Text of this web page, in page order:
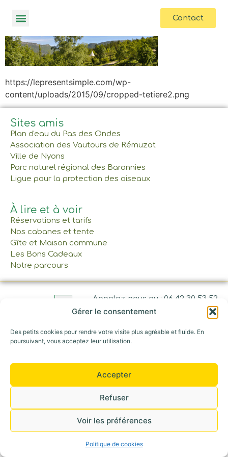
Gérer le consentement
Des petits cookies pour rendre votre visite plus agréable et fluide. En
poursuivant, vous acceptez leur utilisation.
Accepter
Refuser
Voir les préférences
Politique de cookies
principal
Contact
https://lepresentsimple.com/wp-
content/uploads/2015/09/cropped-tetiere2.png
Sites amis
Plan d'eau du Pas des Ondes
Association des Vautours de Rémuzat
Ville de Nyons
Parc naturel régional des Baronnies
Ligue pour la protection des oiseaux
À lire et à voir
Réservations et tarifs
Nos cabanes et tente
Gîte et Maison commune
Les Bons Cadeaux
Notre parcours
Appelez-nous au : 06 42 30 53 52
©+2026 Tous droits réservés